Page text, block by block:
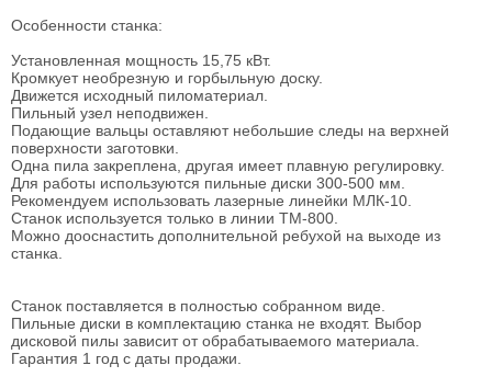
Особенности станка:
Установленная мощность 15,75 кВт.
Кромкует необрезную и горбыльную доску.
Движется исходный пиломатериал.
Пильный узел неподвижен.
Подающие вальцы оставляют небольшие следы на верхней
поверхности заготовки.
Одна пила закреплена, другая имеет плавную регулировку.
Для работы используются пильные диски 300-500 мм.
Рекомендуем использовать лазерные линейки МЛК-10.
Станок используется только в линии ТМ-800.
Можно дооснастить дополнительной ребухой на выходе из
станка.
Станок поставляется в полностью собранном виде.
Пильные диски в комплектацию станка не входят. Выбор
дисковой пилы зависит от обрабатываемого материала.
Гарантия 1 год с даты продажи.